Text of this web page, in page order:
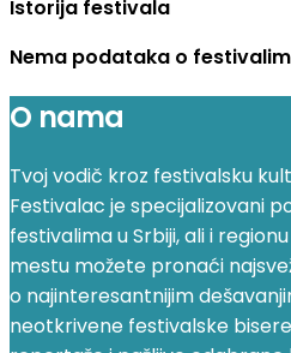
Istorija festivala
Nema podataka o
O nama
Tvoj vodič kroz festivalsku
Festivalac je specijalizovani
festivalima u Srbiji, ali i
mestu možete pronaći
o najinteresantnijim
neotkrivene festivalske